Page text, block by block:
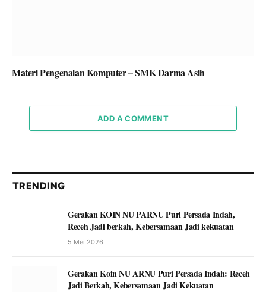
Materi Pengenalan Komputer – SMK Darma Asih
ADD A COMMENT
TRENDING
Gerakan KOIN NU PARNU Puri Persada Indah,
Receh Jadi berkah, Kebersamaan Jadi kekuatan
5 Mei 2026
Gerakan Koin NU ARNU Puri Persada Indah: Receh
Jadi Berkah, Kebersamaan Jadi Kekuatan